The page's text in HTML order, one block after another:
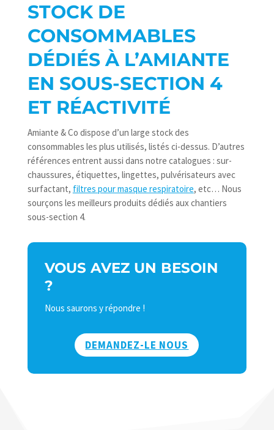
STOCK DE
CONSOMMABLES
DÉDIÉS À L’AMIANTE
EN SOUS-SECTION 4
ET RÉACTIVITÉ
Amiante & Co dispose d’un large stock des
consommables les plus utilisés, listés ci-dessus. D’autres
références entrent aussi dans notre catalogues : sur-
chaussures, étiquettes, lingettes, pulvérisateurs avec
surfactant, filtres pour masque respiratoire, etc… Nous
sourçons les meilleurs produits dédiés aux chantiers
sous-section 4.
VOUS AVEZ UN BESOIN
?
Nous saurons y répondre !
DEMANDEZ-LE NOUS